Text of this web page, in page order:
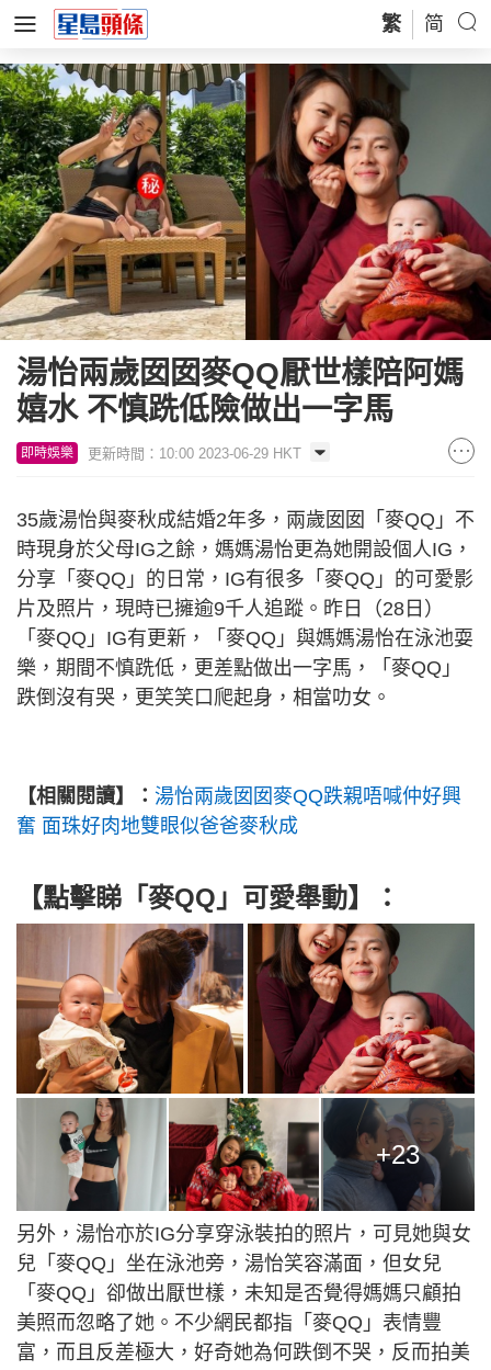
繁 简
湯怡兩歲囡囡麥QQ厭世樣陪阿媽
嬉水 不慎跣低險做出一字馬
即時娛樂 更新時間：10:00 2023-06-29 HKT
35歲湯怡與麥秋成結婚2年多，兩歲囡囡「麥QQ」不
時現身於父母IG之餘，媽媽湯怡更為她開設個人IG，
分享「麥QQ」的日常，IG有很多「麥QQ」的可愛影
片及照片，現時已擁逾9千人追蹤。昨日（28日）
「麥QQ」IG有更新，「麥QQ」與媽媽湯怡在泳池耍
樂，期間不慎跣低，更差點做出一字馬，「麥QQ」
跌倒沒有哭，更笑笑口爬起身，相當叻女。
【相關閱讀】： 湯怡兩歲囡囡麥QQ跌親唔喊仲好興
奮 面珠好肉地雙眼似爸爸麥秋成
【點擊睇 「麥QQ」可愛舉動】：
+23
另外，湯怡亦於IG分享穿泳裝拍的照片，可見她與女
兒「麥QQ」坐在泳池旁，湯怡笑容滿面，但女兒
「麥QQ」卻做出厭世樣，未知是否覺得媽媽只顧拍
美照而忽略了她。不少網民都指「麥QQ」表情豐
富，而且反差極大，好奇她為何跌倒不哭，反而拍美